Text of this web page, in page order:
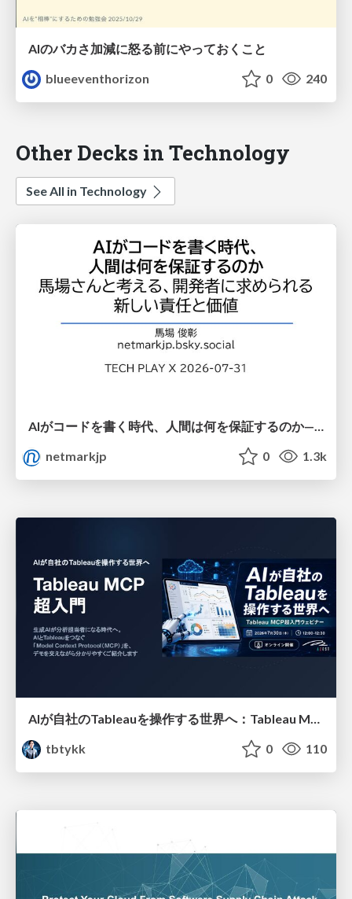
AIのバカさ加減に怒る前にやっておくこと
blueeventhorizon
0 240
Other Decks in Technology
See All in Technology
netmarkjp
0 1.3k
AIが自社のTableauを操作する世界へ：Tableau MCP超入門
tbtykk
0 110